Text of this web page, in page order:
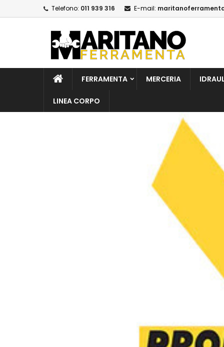
Telefono: 011 939 316 E-mail:
FERRAMENTA MERCERIA
LINEA CORPO